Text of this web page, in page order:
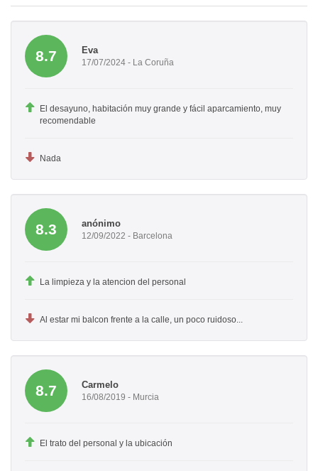
8.7 Eva
17/07/2024 - La Coruña
El desayuno, habitación muy grande y fácil aparcamiento, muy
recomendable
Nada
8.3 anónimo
12/09/2022 - Barcelona
La limpieza y la atencion del personal
Al estar mi balcon frente a la calle, un poco ruidoso...
8.7 Carmelo
16/08/2019 - Murcia
El trato del personal y la ubicación